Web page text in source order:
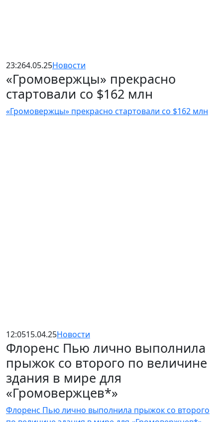
23:264.05.25Новости
«Громовержцы» прекрасно
стартовали со $162 млн
«Громовержцы» прекрасно стартовали со $162 млн
12:0515.04.25Новости
Флоренс Пью лично выполнила
прыжок со второго по величине
здания в мире для
«Громовержцев*»
Флоренс Пью лично выполнила прыжок со второго